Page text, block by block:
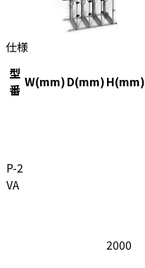
仕様
型
番 W(mm)D(mm)H(mm)
P-2
VA
2000